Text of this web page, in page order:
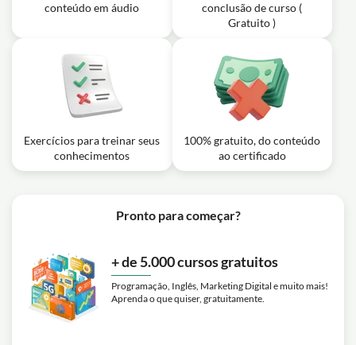
conteúdo em áudio
conclusão de curso (
Gratuito )
Exercícios para treinar seus
conhecimentos
100% gratuito, do conteúdo
ao certificado
Pronto para começar?
+ de 5.000 cursos gratuitos
Programação, Inglês, Marketing Digital e muito mais!
Aprenda o que quiser, gratuitamente.